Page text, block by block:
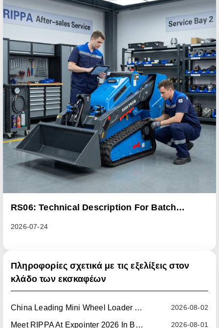
RS06: Technical Description For Batch
2026-07-24
Πληροφορίες σχετικά με τις εξελίξεις στον
κλάδο των εκσκαφέων
2026-08-02
China Leading Mini Wheel Loader Supplier: Reliable Compact Wheel Loaders For Global Markets
2026-08-01
Meet RIPPA At Expointer 2026 In Brazil